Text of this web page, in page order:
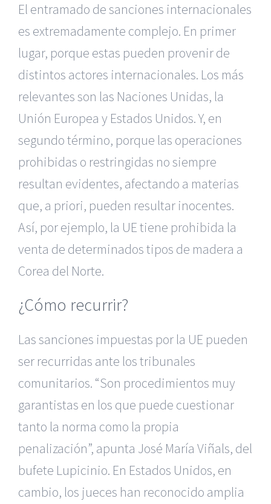
El entramado de sanciones internacionales
es extremadamente complejo. En primer
lugar, porque estas pueden provenir de
distintos actores internacionales. Los más
relevantes son las Naciones Unidas, la
Unión Europea y Estados Unidos. Y, en
segundo término, porque las operaciones
prohibidas o restringidas no siempre
resultan evidentes, afectando a materias
que, a priori, pueden resultar inocentes.
Así, por ejemplo, la UE tiene prohibida la
venta de determinados tipos de madera a
Corea del Norte.
¿Cómo recurrir?
Las sanciones impuestas por la UE pueden
ser recurridas ante los tribunales
comunitarios. “Son procedimientos muy
garantistas en los que puede cuestionar
tanto la norma como la propia
penalización”, apunta José María Viñals, del
bufete Lupicinio. En Estados Unidos, en
cambio, los jueces han reconocido amplia